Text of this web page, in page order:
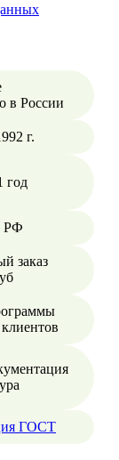
в России
г.
год
РФ
заказ
ГОСТ